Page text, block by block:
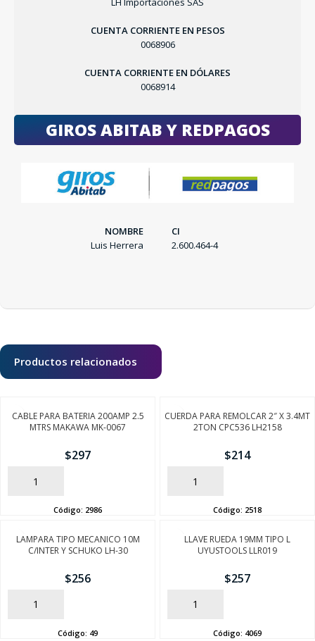
CUENTA CORRIENTE EN PESOS
0068906
CUENTA CORRIENTE EN DÓLARES
0068914
GIROS ABITAB Y REDPAGOS
NOMBRE
Luis Herrera
CI
2.600.464-4
Productos relacionados
CABLE PARA BATERIA 200AMP 2.5
MTRS MAKAWA MK-0067
$297
AÑADIR
Código: 2986
CUERDA PARA REMOLCAR 2″ X 3.4MT
2TON CPC536 LH2158
$214
AÑADIR
Código: 2518
LAMPARA TIPO MECANICO 10M
C/INTER Y SCHUKO LH-30
$256
AÑADIR
Código: 49
LLAVE RUEDA 19MM TIPO L
UYUSTOOLS LLR019
$257
AÑADIR
Código: 4069
FINALIZÁ TU COMPRA